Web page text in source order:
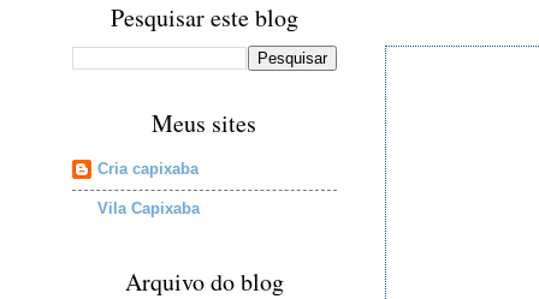
Pesquisar este blog
Meus sites
Cria capixaba
Vila Capixaba
Arquivo do blog